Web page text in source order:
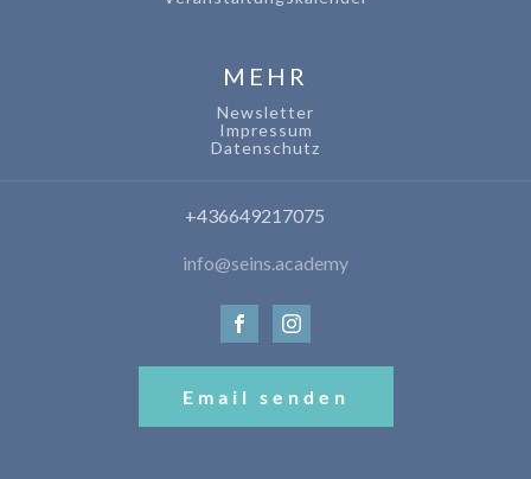
MEHR
Newsletter
Impressum
Datenschutz
+436649217075
info@seins.academy
Email senden